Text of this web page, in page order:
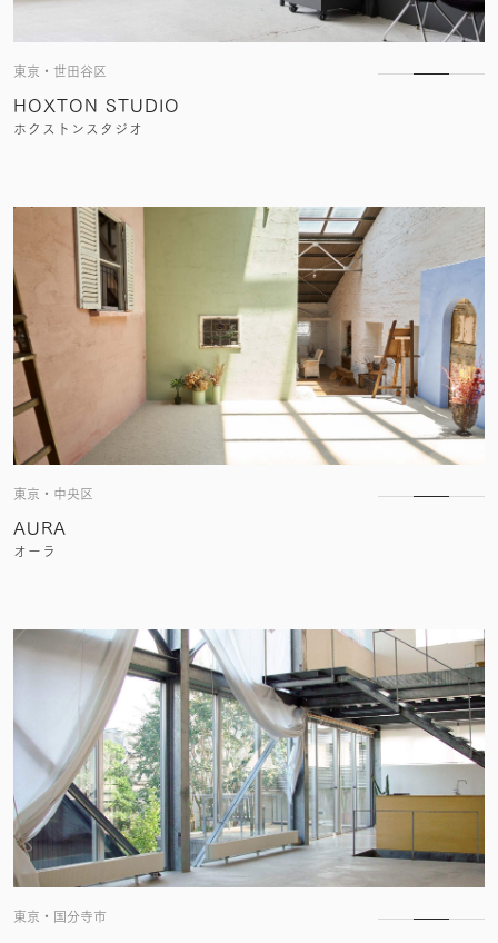
東京・世田谷区
HOXTON STUDIO
ホクストンスタジオ
東京・中央区
AURA
オーラ
東京・国分寺市